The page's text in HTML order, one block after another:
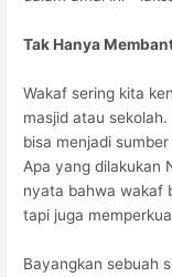
Tak Hanya
Wakaf sering kita
masjid atau
bisa menjadi
Apa yang dilakukan
nyata bahwa wakaf
tapi juga
Bayangkan sebuah